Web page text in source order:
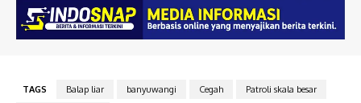
TAGS Balap liar banyuwangi Cegah
Patroli skala besar